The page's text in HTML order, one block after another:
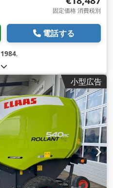
固定価格 消費税別
電話する
1984,
小型広告